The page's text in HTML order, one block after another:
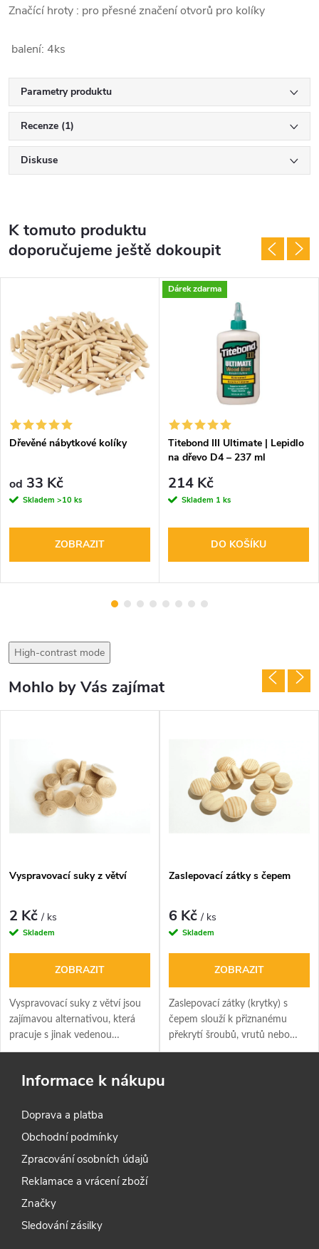
Značící hroty : pro přesné značení otvorů pro kolíky
balení: 4ks
Parametry produktu
Recenze (1)
Diskuse
K tomuto produktu
doporučujeme ještě dokoupit
Dřevěné nábytkové kolíky
od 33 Kč
Skladem >10 ks
ZOBRAZIT
Dárek zdarma
Titebond III Ultimate | Lepidlo
na dřevo D4 – 237 ml
214 Kč
Skladem 1 ks
DO KOŠÍKU
High-contrast mode
Mohlo by Vás zajímat
Vyspravovací suky z větví
2 Kč/ ks
Skladem
ZOBRAZIT
Vyspravovací suky z větví jsou
zajímavou alternativou, která
pracuje s jinak vedenou
strukturou vláken.
Zaslepovací zátky s čepem
6 Kč/ ks
Skladem
ZOBRAZIT
Zaslepovací zátky (krytky) s
čepem slouží k přiznanému
překrytí šroubů, vrutů nebo
jiných spojovacích prvků.
Informace k nákupu
Doprava a platba
Obchodní podmínky
Zpracování osobních údajů
Reklamace a vrácení zboží
Značky
Sledování zásilky